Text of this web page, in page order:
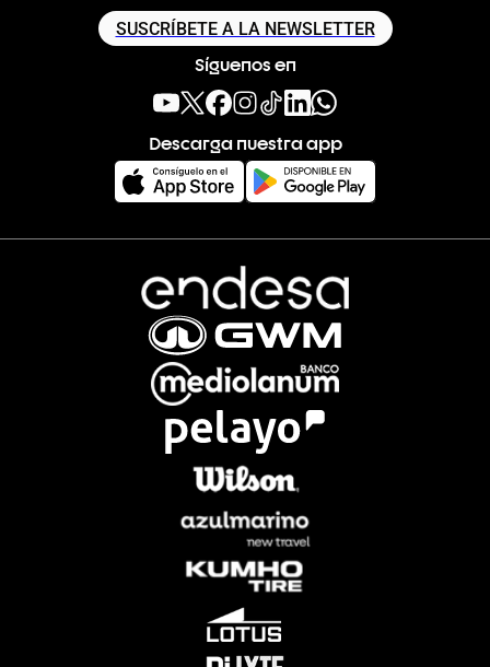
SUSCRÍBETE A LA NEWSLETTER
Síguenos en
Descarga nuestra app